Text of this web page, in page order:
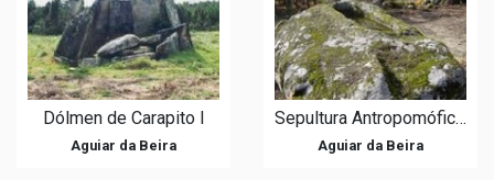
Dólmen de Carapito I
Aguiar da Beira
Sepultura Antropomófica de Colherinhas
Aguiar da Beira